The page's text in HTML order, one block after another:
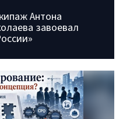
Антона
завоевал